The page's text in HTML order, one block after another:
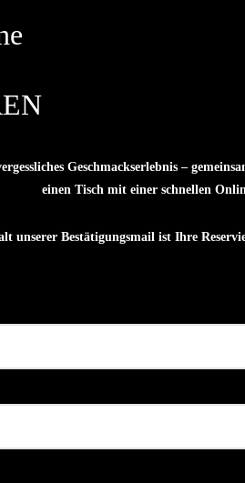
Geschmackserlebnis –
einen Tisch mit einer schnellen
unserer Bestätigungsmail ist Ihre